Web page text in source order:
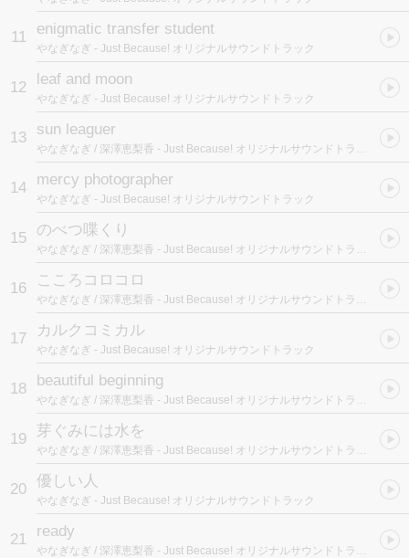
11 enigmatic transfer student
やなぎなぎ - Just Because! オリジナルサウンドトラック
12 leaf and moon
やなぎなぎ - Just Because! オリジナルサウンドトラック
13 sun leaguer
やなぎなぎ / 深澤恵梨香 - Just Because! オリジナルサウンドトラック
14 mercy photographer
やなぎなぎ - Just Because! オリジナルサウンドトラック
15 のべつ喋くり
やなぎなぎ / 深澤恵梨香 - Just Because! オリジナルサウンドトラック
16 こころコロコロ
やなぎなぎ / 深澤恵梨香 - Just Because! オリジナルサウンドトラック
17 カルクコミカル
やなぎなぎ - Just Because! オリジナルサウンドトラック
18 beautiful beginning
やなぎなぎ / 深澤恵梨香 - Just Because! オリジナルサウンドトラック
19 芽ぐみには水を
やなぎなぎ / 深澤恵梨香 - Just Because! オリジナルサウンドトラック
20 優しい人
やなぎなぎ - Just Because! オリジナルサウンドトラック
21 ready
やなぎなぎ / 深澤恵梨香 - Just Because! オリジナルサウンドトラック